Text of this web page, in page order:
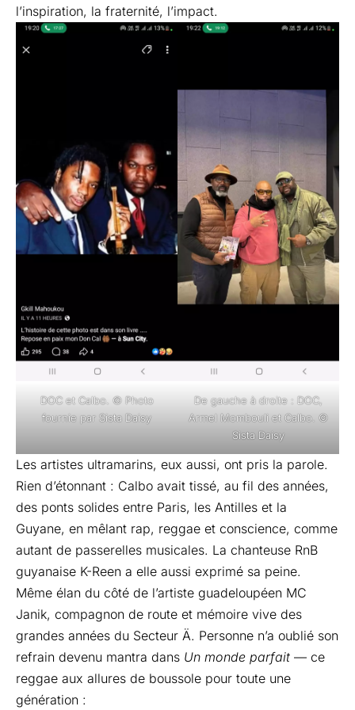
l’inspiration, la fraternité, l’impact.
DOC et Calbo. © Photo
fournie par Sista Daisy
De gauche à droite : DOC,
Armel Mombouli et Calbo. ©
Sista Daisy
Les artistes ultramarins, eux aussi, ont pris la parole.
Rien d’étonnant : Calbo avait tissé, au fil des années,
des ponts solides entre Paris, les Antilles et la
Guyane, en mêlant rap, reggae et conscience, comme
autant de passerelles musicales. La chanteuse RnB
guyanaise K-Reen a elle aussi exprimé sa peine.
Même élan du côté de l’artiste guadeloupéen MC
Janik, compagnon de route et mémoire vive des
grandes années du Secteur Ä. Personne n’a oublié son
refrain devenu mantra dans Un monde parfait — ce
reggae aux allures de boussole pour toute une
génération :